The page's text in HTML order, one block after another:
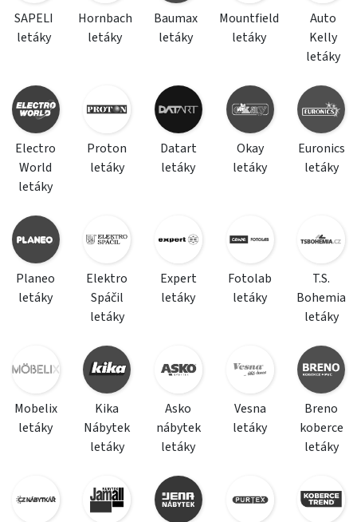
SAPELI
letáky
Hornbach
letáky
Baumax
letáky
Mountfield
letáky
Auto
Kelly
letáky
Electro
World
letáky
Proton
letáky
Datart
letáky
Okay
letáky
Euronics
letáky
Planeo
letáky
Elektro
Spáčil
letáky
Expert
letáky
Fotolab
letáky
T.S.
Bohemia
letáky
Mobelix
letáky
Kika
Nábytek
letáky
Asko
nábytek
letáky
Vesna
letáky
Breno
koberce
letáky